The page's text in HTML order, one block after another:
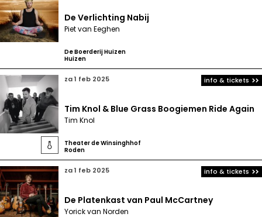
De Verlichting Nabij
Piet van Eeghen
De Boerderij Huizen
Huizen

za 1 feb 2025
Tim Knol & Blue Grass Boogiemen Ride Again
Tim Knol
Theater de Winsinghhof
Roden
info & tickets
za 1 feb 2025
De Platenkast van Paul McCartney
Yorick van Norden
info & tickets